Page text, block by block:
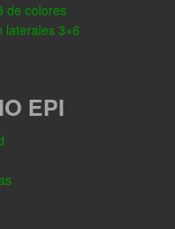
de colores
laterales 3×6
EPI